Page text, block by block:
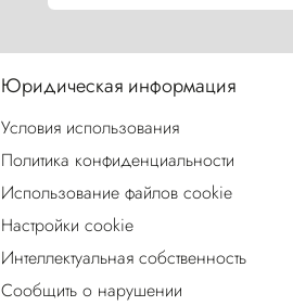
Юридическая информация
Условия использования
Политика конфиденциальности
Использование файлов cookie
Настройки cookie
Интеллектуальная собственность
Сообщить о нарушении